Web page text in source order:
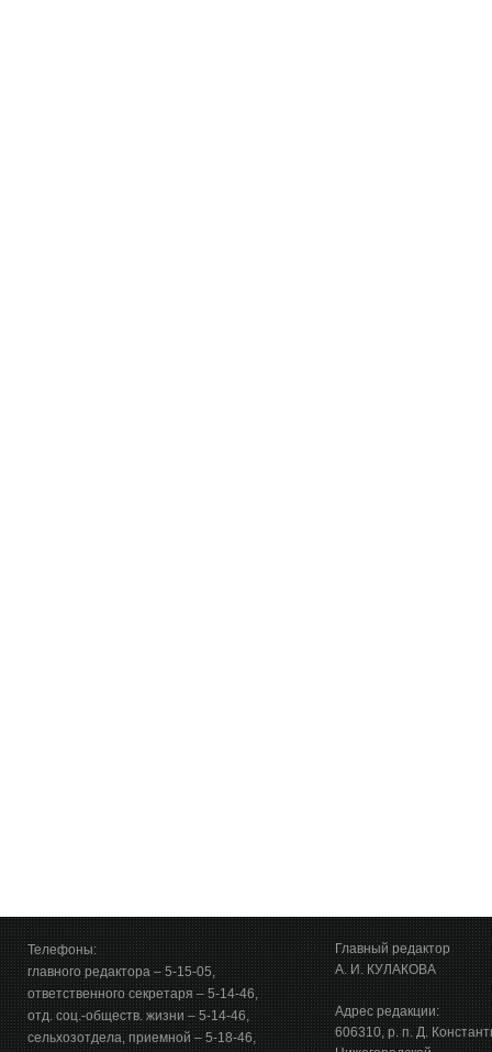
Телефоны:
главного редактора – 5-15-05,
ответственного секретаря – 5-14-46,
отд. соц.-обществ. жизни – 5-14-46,
сельхозотдела, приемной – 5-18-46,
Главный редактор
А. И. КУЛАКОВА
Адрес редакции:
606310, р. п. Д.